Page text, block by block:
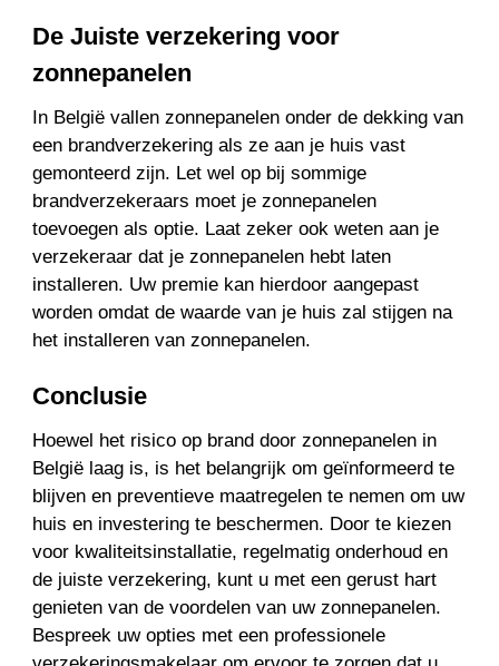
De Juiste verzekering voor
zonnepanelen
In België vallen zonnepanelen onder de dekking van
een brandverzekering als ze aan je huis vast
gemonteerd zijn. Let wel op bij sommige
brandverzekeraars moet je zonnepanelen
toevoegen als optie. Laat zeker ook weten aan je
verzekeraar dat je zonnepanelen hebt laten
installeren. Uw premie kan hierdoor aangepast
worden omdat de waarde van je huis zal stijgen na
het installeren van zonnepanelen.
Conclusie
Hoewel het risico op brand door zonnepanelen in
België laag is, is het belangrijk om geïnformeerd te
blijven en preventieve maatregelen te nemen om uw
huis en investering te beschermen. Door te kiezen
voor kwaliteitsinstallatie, regelmatig onderhoud en
de juiste verzekering, kunt u met een gerust hart
genieten van de voordelen van uw zonnepanelen.
Bespreek uw opties met een professionele